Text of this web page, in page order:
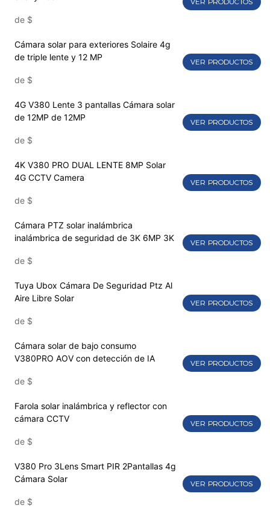
de $
Cámara solar para exteriores Solaire 4g
de triple lente y 12 MP
de $
VER PRODUCTOS
4G V380 Lente 3 pantallas Cámara solar
de 12MP de 12MP
de $
VER PRODUCTOS
4K V380 PRO DUAL LENTE 8MP Solar
4G CCTV Camera
de $
VER PRODUCTOS
Cámara PTZ solar inalámbrica
inalámbrica de seguridad de 3K 6MP 3K
de $
VER PRODUCTOS
Tuya Ubox Cámara De Seguridad Ptz Al
Aire Libre Solar
de $
VER PRODUCTOS
Cámara solar de bajo consumo
V380PRO AOV con detección de IA
de $
VER PRODUCTOS
Farola solar inalámbrica y reflector con
cámara CCTV
de $
VER PRODUCTOS
V380 Pro 3Lens Smart PIR 2Pantallas 4g
Cámara Solar
de $
VER PRODUCTOS